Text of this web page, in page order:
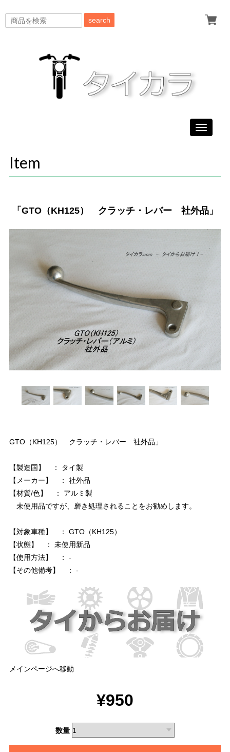
search
Toggle
Item
「GTO（KH125） クラッチ・レバー 社外品」
GTO（KH125） クラッチ・レバー 社外品」
【製造国】 ： タイ製
【メーカー】 ： 社外品
【材質/色】 ： アルミ製
未使用品ですが、磨き処理されることをお勧めします。
【対象車種】 ： GTO（KH125）
【状態】 ： 未使用新品
【使用方法】 ： -
【その他備考】 ： -
メインページへ移動
¥950
数量